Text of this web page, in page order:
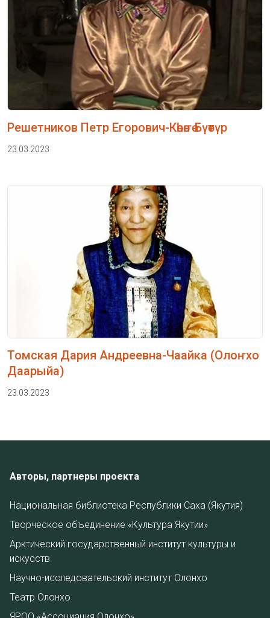
Решетников Петр Егорович-Көһөҥө Бүөтүр
23.03.2023
Томская Дария Андреевна-Чаайка (Олоҥхо
Даарыйа)
23.03.2023
Авторы, партнеры проекта
Национальная библиотека Республики Саха (Якутия)
Творческое объединение «Культура Якутии»
Арктический государственный институт культуры и
искусств
Научно-исследовательский институт Олонхо
Театр Олонхо